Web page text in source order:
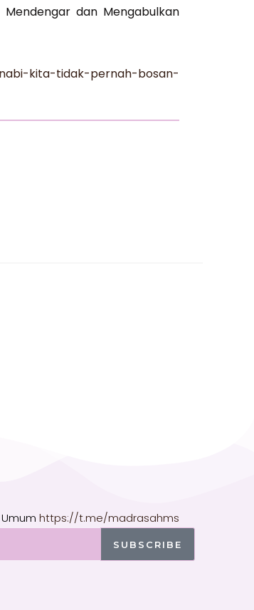
dan Mengabulkan
kita-tidak-pernah-bosan-
https://t.me/madrasahms
SUBSCRIBE